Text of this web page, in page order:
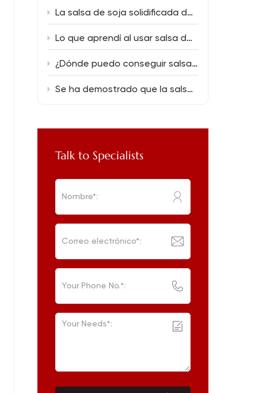
La salsa de soja solidificada desata una magia de sabor única.
Lo que aprendí al usar salsa de soja baja en sal (150 ml) en la cocina diaria.
¿Dónde puedo conseguir salsa de soja a granel para un nuevo restaurante?
Se ha demostrado que la salsa de soja oscura soluciona los errores culinarios más comunes.
Talk to Specialists